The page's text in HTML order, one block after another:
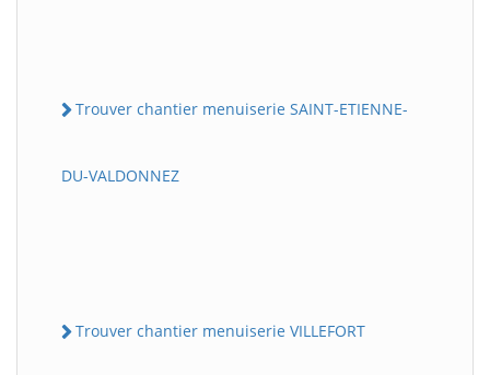
Trouver chantier menuiserie SAINT-ETIENNE-
DU-VALDONNEZ
Trouver chantier menuiserie VILLEFORT